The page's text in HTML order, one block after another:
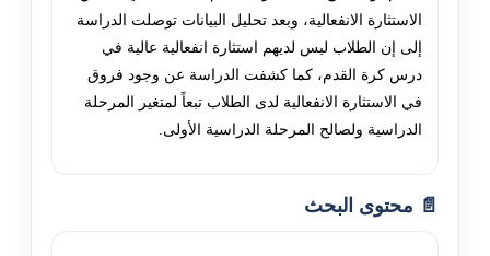
الاستثارة الانفعالية، وبعد تحليل البيانات توصلت الدراسة
إلى إن الطلاب ليس لديهم استثارة انفعالية عالية في
درس كرة القدم، كما كشفت الدراسة عن وجود فروق
في الاستثارة الانفعالية لدى الطلاب تبعاً لمتغير المرحلة
الدراسية ولصالح المرحلة الدراسية الأولى.
📄 محتوى البحث